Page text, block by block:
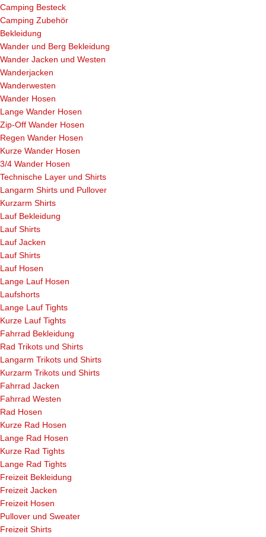
Camping Besteck
Camping Zubehör
Bekleidung
Wander und Berg Bekleidung
Wander Jacken und Westen
Wanderjacken
Wanderwesten
Wander Hosen
Lange Wander Hosen
Zip-Off Wander Hosen
Regen Wander Hosen
Kurze Wander Hosen
3/4 Wander Hosen
Technische Layer und Shirts
Langarm Shirts und Pullover
Kurzarm Shirts
Lauf Bekleidung
Lauf Shirts
Lauf Jacken
Lauf Shirts
Lauf Hosen
Lange Lauf Hosen
Laufshorts
Lange Lauf Tights
Kurze Lauf Tights
Fahrrad Bekleidung
Rad Trikots und Shirts
Langarm Trikots und Shirts
Kurzarm Trikots und Shirts
Fahrrad Jacken
Fahrrad Westen
Rad Hosen
Kurze Rad Hosen
Lange Rad Hosen
Kurze Rad Tights
Lange Rad Tights
Freizeit Bekleidung
Freizeit Jacken
Freizeit Hosen
Pullover und Sweater
Freizeit Shirts